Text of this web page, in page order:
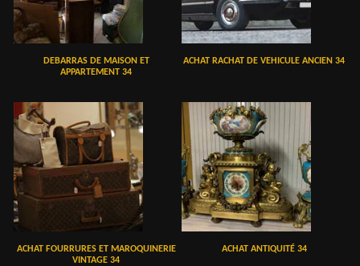
DEBARRAS DE MAISON ET
APPARTEMENT 34
ACHAT RACHAT DE VEHICULE ANCIEN 34
ACHAT FOURRURES ET MAROQUINERIE
VINTAGE 34
ACHAT ANTIQUITÉ 34